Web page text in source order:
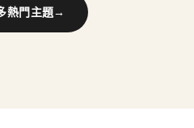
熱門主題→